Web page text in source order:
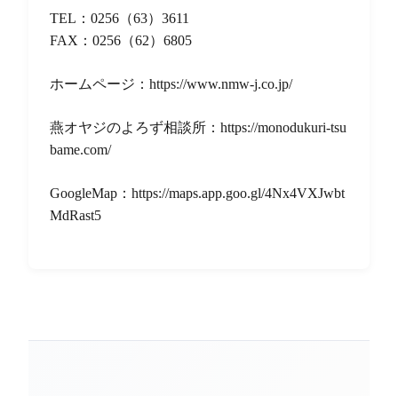
TEL：0256（63）3611
FAX：0256（62）6805
ホームページ：https://www.nmw-j.co.jp/
燕オヤジのよろず相談所：https://monodukuri-tsu
bame.com/
GoogleMap：https://maps.app.goo.gl/4Nx4VXJwbt
MdRast5